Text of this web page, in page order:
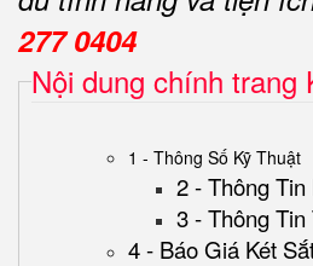
277 0404
Nội dung chính trang
1 - Thông Số Kỹ Thuật
2 - Thông Tin
3 - Thông Tin
4 - Báo Giá Két